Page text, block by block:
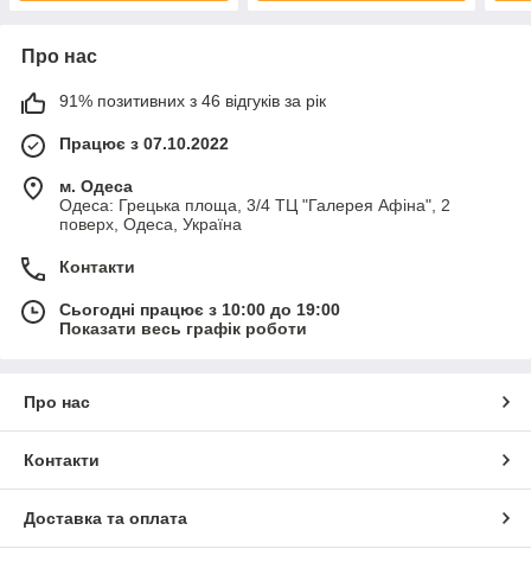
Про нас
91% позитивних з 46 відгуків за рік
Працює з 07.10.2022
м. Одеса
Одеса: Грецька площа, 3/4 ТЦ "Галерея Афіна", 2
поверх, Одеса, Україна
Контакти
Сьогодні працює з 10:00 до 19:00
Показати весь графік роботи
Про нас
Контакти
Доставка та оплата